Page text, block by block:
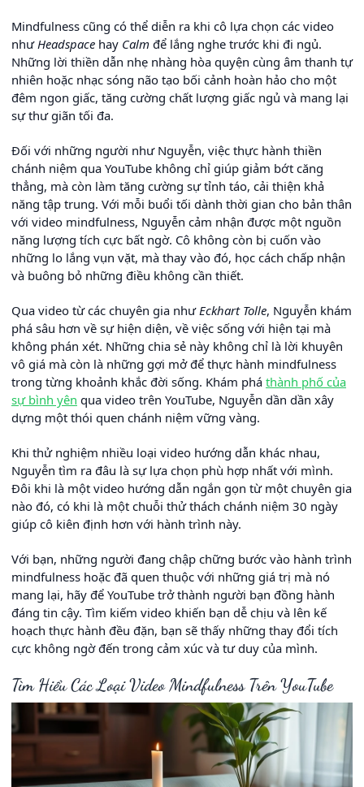
Mindfulness cũng có thể diễn ra khi cô lựa chọn các video
như Headspace hay Calm để lắng nghe trước khi đi ngủ.
Những lời thiền dẫn nhẹ nhàng hòa quyện cùng âm thanh tự
nhiên hoặc nhạc sóng não tạo bối cảnh hoàn hảo cho một
đêm ngon giấc, tăng cường chất lượng giấc ngủ và mang lại
sự thư giãn tối đa.
Đối với những người như Nguyễn, việc thực hành thiền
chánh niệm qua YouTube không chỉ giúp giảm bớt căng
thẳng, mà còn làm tăng cường sự tỉnh táo, cải thiện khả
năng tập trung. Với mỗi buổi tối dành thời gian cho bản thân
với video mindfulness, Nguyễn cảm nhận được một nguồn
năng lượng tích cực bất ngờ. Cô không còn bị cuốn vào
những lo lắng vụn vặt, mà thay vào đó, học cách chấp nhận
và buông bỏ những điều không cần thiết.
Qua video từ các chuyên gia như Eckhart Tolle, Nguyễn khám
phá sâu hơn về sự hiện diện, về việc sống với hiện tại mà
không phán xét. Những chia sẻ này không chỉ là lời khuyên
vô giá mà còn là những gợi mở để thực hành mindfulness
trong từng khoảnh khắc đời sống. Khám phá thành phố của
sự bình yên qua video trên YouTube, Nguyễn dần dần xây
dựng một thói quen chánh niệm vững vàng.
Khi thử nghiệm nhiều loại video hướng dẫn khác nhau,
Nguyễn tìm ra đâu là sự lựa chọn phù hợp nhất với mình.
Đôi khi là một video hướng dẫn ngắn gọn từ một chuyên gia
nào đó, có khi là một chuỗi thử thách chánh niệm 30 ngày
giúp cô kiên định hơn với hành trình này.
Với bạn, những người đang chập chững bước vào hành trình
mindfulness hoặc đã quen thuộc với những giá trị mà nó
mang lại, hãy để YouTube trở thành người bạn đồng hành
đáng tin cậy. Tìm kiếm video khiến bạn dễ chịu và lên kế
hoạch thực hành đều đặn, bạn sẽ thấy những thay đổi tích
cực không ngờ đến trong cảm xúc và tư duy của mình.
Tìm Hiểu Các Loại Video Mindfulness Trên YouTube